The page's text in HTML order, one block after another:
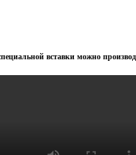
вставки можно